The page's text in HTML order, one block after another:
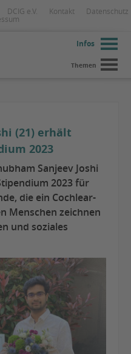
DCIG e.V. Kontakt
Datenschutz
Infos
Themen
(21) erhält
2023
Sanjeev Joshi
2023 für
die ein Cochlear-
Menschen zeichnen
und soziales